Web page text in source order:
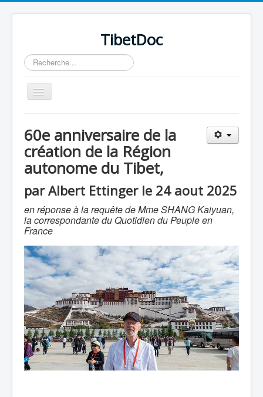
TibetDoc
Rechercher
Basculer
la
≡
60e anniversaire de la
création de la Région
autonome du Tibet,
par Albert Ettinger le 24 aout 2025
en réponse à la requête de Mme SHANG Kaiyuan,
la correspondante du Quotidien du Peuple en
France